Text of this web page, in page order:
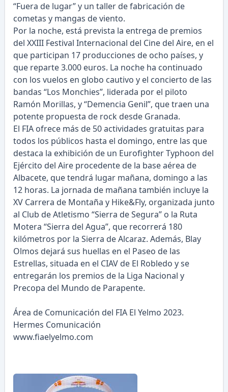
“Fuera de lugar” y un taller de fabricación de
cometas y mangas de viento.
Por la noche, está prevista la entrega de premios
del XXIII Festival Internacional del Cine del Aire, en el
que participan 17 producciones de ocho países, y
que reparte 3.000 euros. La noche ha continuado
con los vuelos en globo cautivo y el concierto de las
bandas “Los Monchies”, liderada por el piloto
Ramón Morillas, y “Demencia Genil”, que traen una
potente propuesta de rock desde Granada.
El FIA ofrece más de 50 actividades gratuitas para
todos los públicos hasta el domingo, entre las que
destaca la exhibición de un Eurofighter Typhoon del
Ejército del Aire procedente de la base aérea de
Albacete, que tendrá lugar mañana, domingo a las
12 horas. La jornada de mañana también incluye la
XV Carrera de Montaña y Hike&Fly, organizada junto
al Club de Atletismo “Sierra de Segura” o la Ruta
Motera “Sierra del Agua”, que recorrerá 180
kilómetros por la Sierra de Alcaraz. Además, Blay
Olmos dejará sus huellas en el Paseo de las
Estrellas, situada en el CIAV de El Robledo y se
entregarán los premios de la Liga Nacional y
Precopa del Mundo de Parapente.
Área de Comunicación del FIA El Yelmo 2023.
Hermes Comunicación
www.fiaelyelmo.com